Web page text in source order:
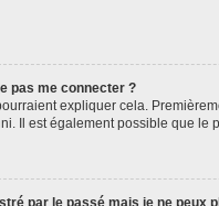
pas me connecter ?
expliquer cela.
Il est également possible que
par le passé mais je ne peux